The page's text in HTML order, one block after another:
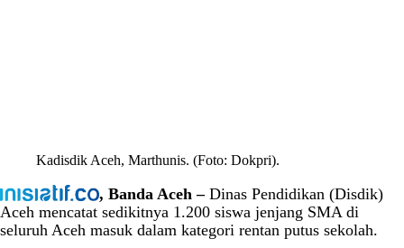
Kadisdik Aceh, Marthunis. (Foto: Dokpri).
, Banda Aceh –Dinas Pendidikan (Disdik)
Aceh mencatat sedikitnya 1.200 siswa jenjang SMA di
seluruh Aceh masuk dalam kategori rentan putus sekolah.